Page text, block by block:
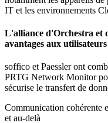
IT et les environnements
L'alliance d'Orchestra et
avantages aux
soffico et Paessler ont
PRTG Network Monitor
sécurise le transfert de
Communication cohérente
et au-delà